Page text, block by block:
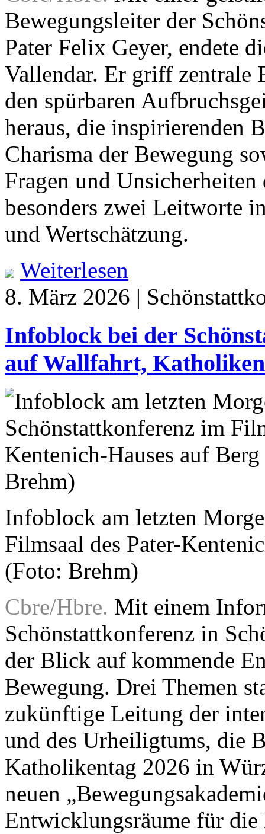
Bewegungsleiter der
Pater Felix Geyer, endete
Vallendar. Er griff zentrale
den spürbaren
heraus, die inspirierenden
Charisma der Bewegung
Fragen und
besonders zwei Leitworte
und Wertschätzung.
Weiterlesen
8. März 2026 |
Infoblock bei der
auf Wallfahrt,
Infoblock am letzten
Filmsaal des Pater-
(Foto: Brehm)
Cbre/Hbre. Mit einem
Schönstattkonferenz in
der Blick auf kommende
Bewegung. Drei Themen
zukünftige Leitung der
und des Urheiligtums, die
Katholikentag 2026 in
neuen
Entwicklungsräume für